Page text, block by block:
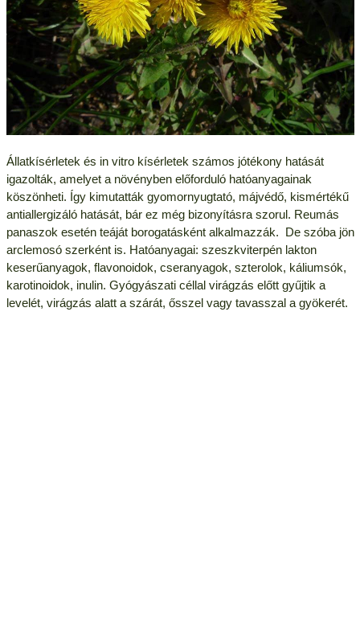
Állatkísérletek és in vitro kísérletek számos jótékony hatását
igazolták, amelyet a növényben előforduló hatóanyagainak
köszönheti. Így kimutatták gyomornyugtató, májvédő, kismértékű
antiallergizáló hatását, bár ez még bizonyításra szorul. Reumás
panaszok esetén teáját borogatásként alkalmazzák. De szóba jön
arclemosó szerként is. Hatóanyagai: szeszkviterpén lakton
keserűanyagok, flavonoidok, cseranyagok, szterolok, káliumsók,
karotinoidok, inulin. Gyógyászati céllal virágzás előtt gyűjtik a
levelét, virágzás alatt a szárát, ősszel vagy tavasszal a gyökerét.